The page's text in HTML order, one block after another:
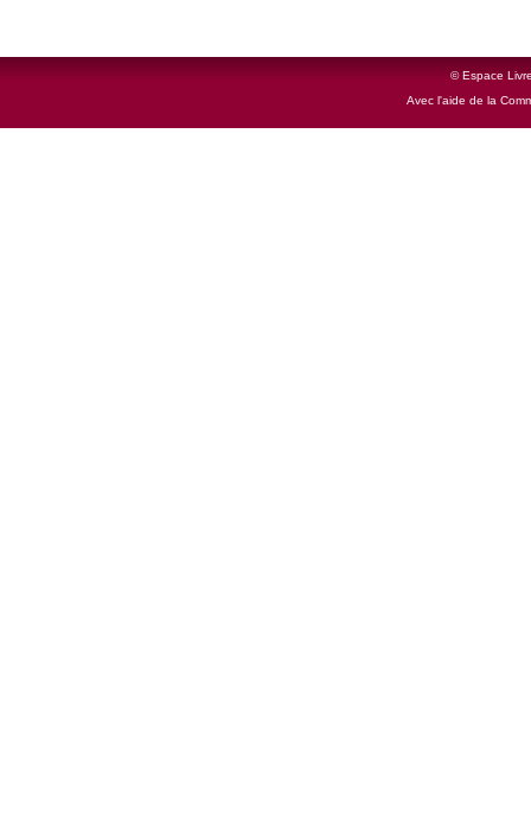
© Espace
Avec l'aide de la